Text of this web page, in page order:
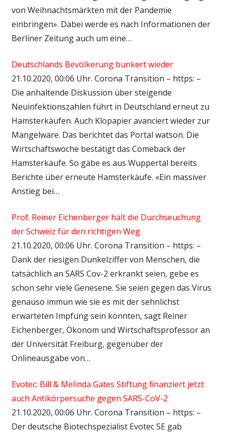
von Weihnachtsmärkten mit der Pandemie
einbringen». Dabei werde es nach Informationen der
Berliner Zeitung auch um eine…
Deutschlands Bevölkerung bunkert wieder
21.10.2020, 00:06 Uhr. Corona Transition – https: –
Die anhaltende Diskussion über steigende
Neuinfektionszahlen führt in Deutschland erneut zu
Hamsterkäufen. Auch Klopapier avanciert wieder zur
Mangelware. Das berichtet das Portal watson. Die
Wirtschaftswoche bestätigt das Comeback der
Hamsterkäufe. So gäbe es aus Wuppertal bereits
Berichte über erneute Hamsterkäufe. «Ein massiver
Anstieg bei…
Prof. Reiner Eichenberger hält die Durchseuchung
der Schweiz für den richtigen Weg
21.10.2020, 00:06 Uhr. Corona Transition – https: –
Dank der riesigen Dunkelziffer von Menschen, die
tatsächlich an SARS Cov-2 erkrankt seien, gebe es
schon sehr viele Genesene. Sie seien gegen das Virus
genauso immun wie sie es mit der sehnlichst
erwarteten Impfung sein könnten, sagt Reiner
Eichenberger, Ökonom und Wirtschaftsprofessor an
der Universität Freiburg, gegenüber der
Onlineausgabe von…
Evotec: Bill & Melinda Gates Stiftung finanziert jetzt
auch Antikörpersuche gegen SARS-CoV-2
21.10.2020, 00:06 Uhr. Corona Transition – https: –
Der deutsche Biotechspezialist Evotec SE gab